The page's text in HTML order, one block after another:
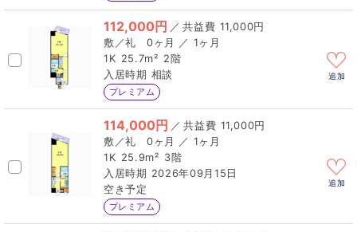
112,000円 ／
11,000円
0ヶ月 ／ 1ヶ月
1K 25.7m² 2階
相談
プレミアム
追加
114,000円 ／
11,000円
0ヶ月 ／ 1ヶ月
1K 25.9m² 3階
2026年09月15日
空き予定
プレミアム
追加